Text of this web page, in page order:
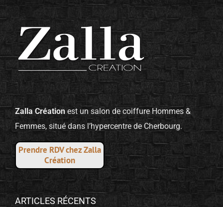
Zalla Création est un salon de coiffure Hommes &
Femmes, situé dans l’hypercentre de Cherbourg.
Prendre RDV chez Zalla
Création
ARTICLES RÉCENTS